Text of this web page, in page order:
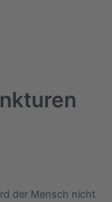
der Mensch nicht